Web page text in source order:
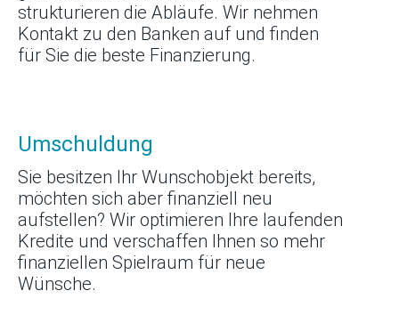
strukturieren die Abläufe. Wir nehmen
Kontakt zu den Banken auf und finden
für Sie die beste Finanzierung.
Umschuldung
Sie besitzen Ihr Wunschobjekt bereits,
möchten sich aber finanziell neu
aufstellen? Wir optimieren Ihre laufenden
Kredite und verschaffen Ihnen so mehr
finanziellen Spielraum für neue
Wünsche.